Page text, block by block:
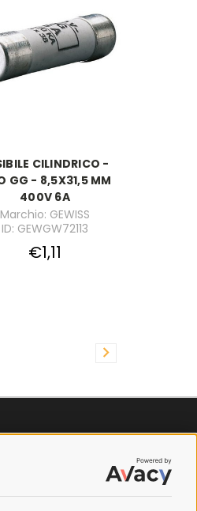
CILINDRICO -
GG - 8,5X31,5 MM
400V 6A
Marchio: GEWISS
ID: GEWGW72113
€1,11